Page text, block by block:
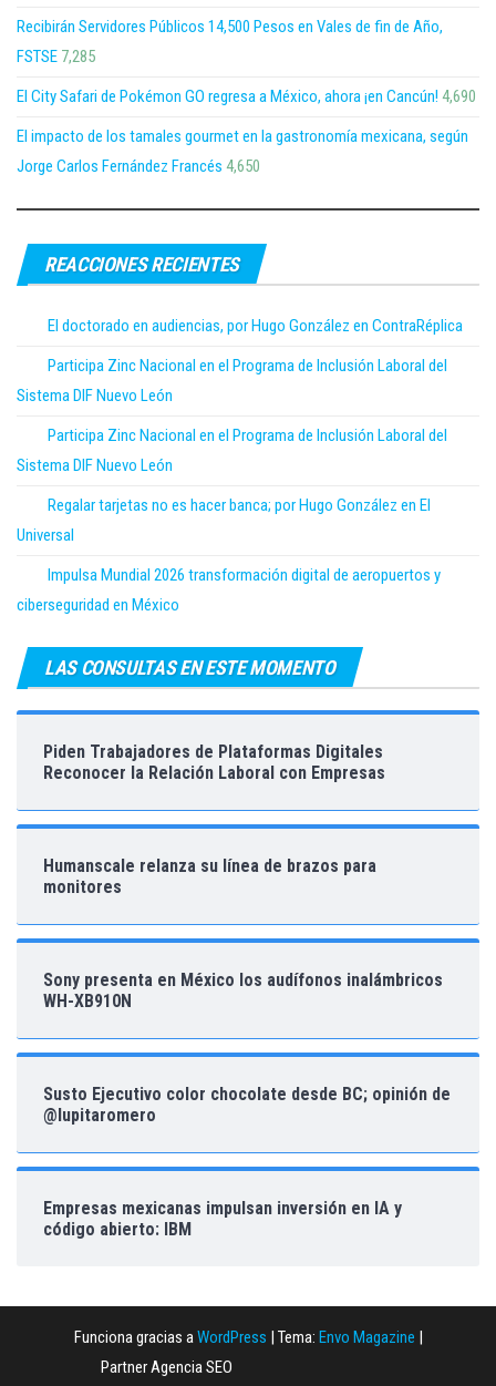
Recibirán Servidores Públicos 14,500 Pesos en Vales de fin de Año,
FSTSE 7,285
El City Safari de Pokémon GO regresa a México, ahora ¡en Cancún! 4,690
El impacto de los tamales gourmet en la gastronomía mexicana, según
Jorge Carlos Fernández Francés 4,650
REACCIONES RECIENTES
El doctorado en audiencias, por Hugo González en ContraRéplica
Participa Zinc Nacional en el Programa de Inclusión Laboral del
Sistema DIF Nuevo León
Participa Zinc Nacional en el Programa de Inclusión Laboral del
Sistema DIF Nuevo León
Regalar tarjetas no es hacer banca; por Hugo González en El
Universal
Impulsa Mundial 2026 transformación digital de aeropuertos y
ciberseguridad en México
LAS CONSULTAS EN ESTE MOMENTO
Piden Trabajadores de Plataformas Digitales
Reconocer la Relación Laboral con Empresas
Humanscale relanza su línea de brazos para
monitores
Sony presenta en México los audífonos inalámbricos
WH-XB910N
Susto Ejecutivo color chocolate desde BC; opinión de
@lupitaromero
Empresas mexicanas impulsan inversión en IA y
código abierto: IBM
Funciona gracias aWordPress Tema: Envo Magazine
Partner Agencia SEO